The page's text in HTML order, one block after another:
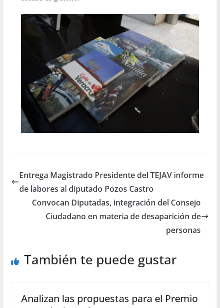
Entrega Magistrado Presidente del TEJAV informe
de labores al diputado Pozos Castro
Convocan Diputadas, integración del Consejo
Ciudadano en materia de desaparición de
personas
También te puede gustar
Analizan las propuestas para el Premio